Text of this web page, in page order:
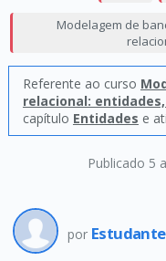
Publicado 5
Modelagem de
Referente ao curso
relacional:
capítulo Entidades e
por Estudante